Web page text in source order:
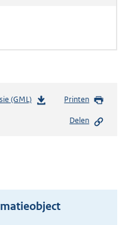
(GML)b
s
r
Printen
Delen